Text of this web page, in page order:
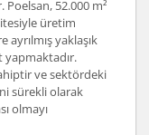
52.000 m²
üretim
yaklaşık
yapmaktadır.
ve sektördeki
sürekli olarak
olmayı